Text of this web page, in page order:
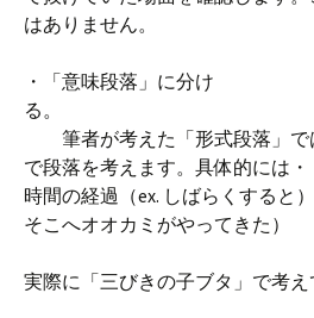
はありません。
・「意味段落」に分け
る
筆者が考えた「形式段落」で
で段落を考えます。具体的には
時間の経過（ex. しばらくすると
そこへオオカミがやってきた）
実際に「三びきの子ブタ」で考え